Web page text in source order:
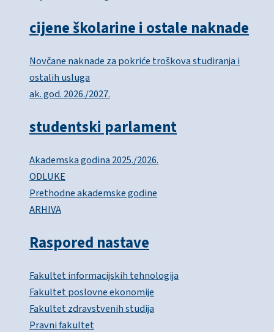
cijene školarine i ostale naknade
Novčane naknade za pokriće troškova studiranja i
ostalih usluga
ak. god. 2026./2027.
studentski parlament
Akademska godina 2025./2026.
ODLUKE
Prethodne akademske godine
ARHIVA
Raspored nastave
Fakultet informacijskih tehnologija
Fakultet poslovne ekonomije
Fakultet zdravstvenih studija
Pravni fakultet